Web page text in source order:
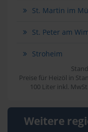
St. Martin im
St. Peter am
Stroheim
Preise für Heizöl in
100 Liter inkl.
Weitere